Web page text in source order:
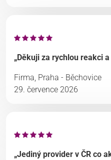
„Děkuji za rychlou reakci
Firma, Praha - Běchovice
29. července 2026
„Jediný provider v ČR co